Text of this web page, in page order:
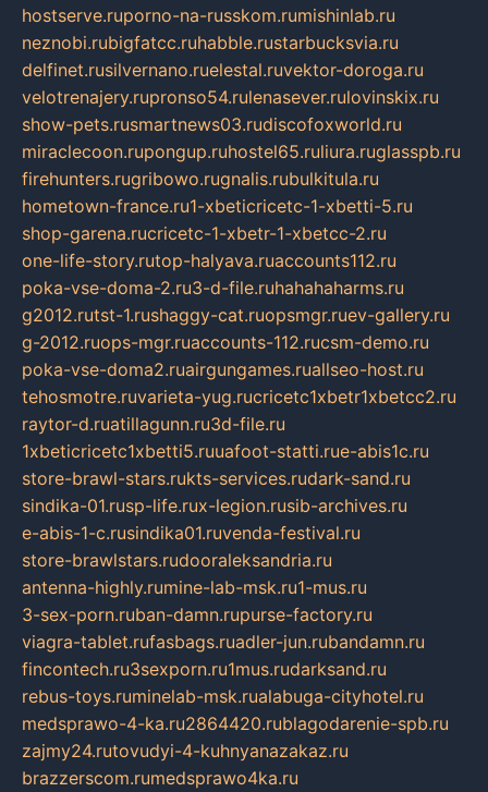
hostserve.ruporno-na-russkom.rumishinlab.ru
neznobi.rubigfatcc.ruhabble.rustarbucksvia.ru
delfinet.rusilvernano.ruelestal.ruvektor-doroga.ru
velotrenajery.rupronso54.rulenasever.rulovinskix.ru
show-pets.rusmartnews03.rudiscofoxworld.ru
miraclecoon.rupongup.ruhostel65.ruliura.ruglasspb.ru
firehunters.rugribowo.rugnalis.rubulkitula.ru
hometown-france.ru1-xbeticricetc-1-xbetti-5.ru
shop-garena.rucricetc-1-xbetr-1-xbetcc-2.ru
one-life-story.rutop-halyava.ruaccounts112.ru
poka-vse-doma-2.ru3-d-file.ruhahahaharms.ru
g2012.rutst-1.rushaggy-cat.ruopsmgr.ruev-gallery.ru
g-2012.ruops-mgr.ruaccounts-112.rucsm-demo.ru
poka-vse-doma2.ruairgungames.ruallseo-host.ru
tehosmotre.ruvarieta-yug.rucricetc1xbetr1xbetcc2.ru
raytor-d.ruatillagunn.ru3d-file.ru
1xbeticricetc1xbetti5.ruuafoot-statti.rue-abis1c.ru
store-brawl-stars.rukts-services.rudark-sand.ru
sindika-01.rusp-life.rux-legion.rusib-archives.ru
e-abis-1-c.rusindika01.ruvenda-festival.ru
store-brawlstars.rudooraleksandria.ru
antenna-highly.rumine-lab-msk.ru1-mus.ru
3-sex-porn.ruban-damn.rupurse-factory.ru
viagra-tablet.rufasbags.ruadler-jun.rubandamn.ru
fincontech.ru3sexporn.ru1mus.rudarksand.ru
rebus-toys.ruminelab-msk.rualabuga-cityhotel.ru
medsprawo-4-ka.ru2864420.rublagodarenie-spb.ru
zajmy24.rutovudyi-4-kuhnyanazakaz.ru
brazzerscom.rumedsprawo4ka.ru